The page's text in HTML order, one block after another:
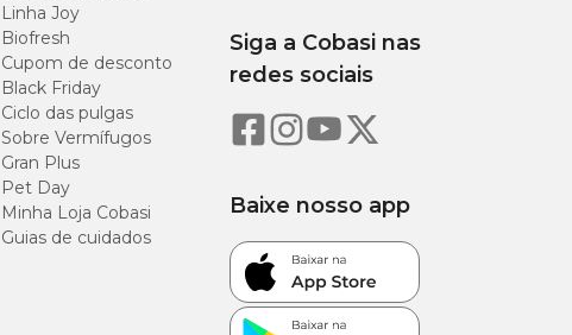
Linha Joy
Biofresh
Cupom de desconto
Black Friday
Ciclo das pulgas
Sobre Vermífugos
Gran Plus
Pet Day
Minha Loja Cobasi
Guias de cuidados
Siga a Cobasi nas
redes sociais
Baixe nosso app